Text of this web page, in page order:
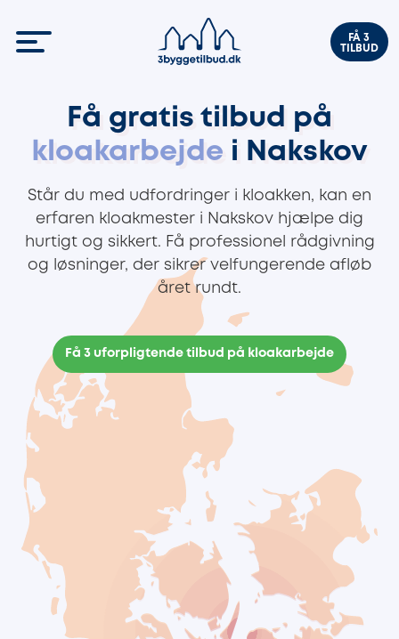
FÅ 3
TILBUD
Få gratis tilbud på
kloakarbejde i Nakskov
Står du med udfordringer i kloakken, kan en
erfaren kloakmester i Nakskov hjælpe dig
hurtigt og sikkert. Få professionel rådgivning
og løsninger, der sikrer velfungerende afløb
året rundt.
Få 3 uforpligtende tilbud på kloakarbejde